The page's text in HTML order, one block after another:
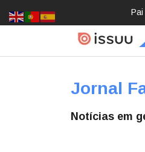
Pai e filho
m,
Jornal
Notícias em